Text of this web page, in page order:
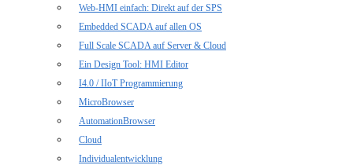
Web-HMI einfach: Direkt auf der SPS
Embedded SCADA auf allen OS
Full Scale SCADA auf Server & Cloud
Ein Design Tool: HMI Editor
I4.0 / IIoT Programmierung
MicroBrowser
AutomationBrowser
Cloud
Individualentwicklung